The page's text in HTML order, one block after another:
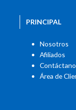
PRINCIPAL
Nosotros
Afiliados
Área de